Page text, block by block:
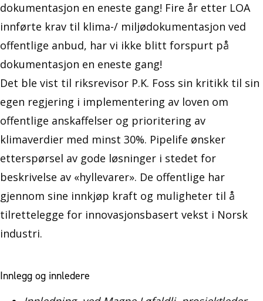
dokumentasjon en eneste gang! Fire år etter LOA
innførte krav til klima-/ miljødokumentasjon ved
offentlige anbud, har vi ikke blitt forspurt på
dokumentasjon en eneste gang!
Det ble vist til riksrevisor P.K. Foss sin kritikk til sin
egen regjering i implementering av loven om
offentlige anskaffelser og prioritering av
klimaverdier med minst 30%. Pipelife ønsker
etterspørsel av gode løsninger i stedet for
beskrivelse av «hyllevarer». De offentlige har
gjennom sine innkjøp kraft og muligheter til å
tilrettelegge for innovasjonsbasert vekst i Norsk
industri.
Innlegg og innledere